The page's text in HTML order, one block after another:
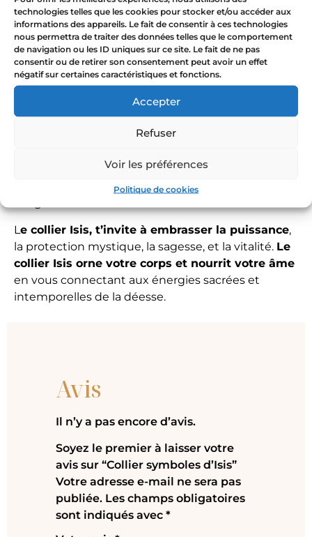
technologies telles que les cookies pour stocker et/ou accéder aux
informations des appareils. Le fait de consentir à ces technologies
nous permettra de traiter des données telles que le comportement
de navigation ou les ID uniques sur ce site. Le fait de ne pas
consentir ou de retirer son consentement peut avoir un effet
négatif sur certaines caractéristiques et fonctions.
Accepter
Refuser
Voir les préférences
Politique de cookies
Le Soleil :L’énergie et la puissance – Il incarne la
lumière intérieure qui éclaire votre chemin et
illumine votre existence, vous permettant de
manifester votre plein potentiel.
La Rose :
intérieurs, protége votre essence sacrée et vos
guide dans les moments de réflexion intérieure et
d’introspection, apportant une compréhension
L e collier Isis, t’invite à embrasser la puissance,
la protection mystique, la sagesse, et la vitalité. Le
collier Isis orne votre corps et nourrit votre âme
en vous connectant aux énergies sacrées et
intemporelles de la déesse.
Avis
Il n’y a pas encore d’avis.
Soyez le premier à laisser votre
avis sur “Collier symboles d’Isis”
Votre adresse e-mail ne sera pas
publiée. Les champs obligatoires
sont indiqués avec *